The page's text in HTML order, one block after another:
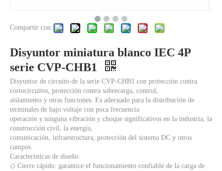
Compartir con:
Disyuntor miniatura blanco IEC 4P
serie CVP-CHB1
Disyuntor de circuito de la serie CVP-CHB1 con protección contra
cortocircuitos, protección contra sobrecarga, control,
aislamiento y otras funciones. Es adecuado para la distribución de
terminales de bajo voltaje con poca frecuencia
operación y ninguna vibración y choque significativos en la industria, la
construcción civil, la energía,
comunicación, infraestructura, protección del sistema DC y otros
campos.
Caracteristicas de diseño:
◇ Cierre rápido: garantice el funcionamiento confiable de la carga de